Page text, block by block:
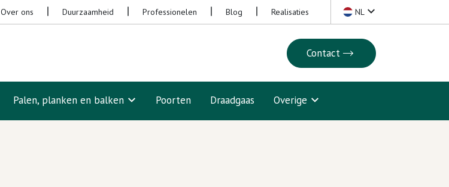
Contact
Palen, planken en balken Poorten Draadgaas Overige
Over ons Duurzaamheid Professionelen Blog Realisaties NL